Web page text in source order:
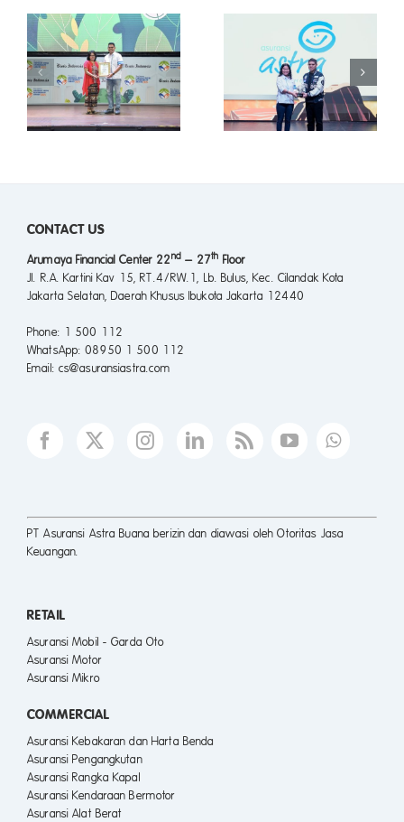
Berkat
Konsistensi dan
Inovasi yang
Melampaui
Ekspektasi,
Asuransi Astra
Raih Dua
Asuransi Astra
Kembali Raih
Penghargaan
Bisnis Indonesia
Financial Award
2025
CONTACT US
Arumaya Financial Center 22nd– 27th Floor
Jl. R.A. Kartini Kav 15, RT.4/RW.1, Lb. Bulus, Kec. Cilandak Kota
Jakarta Selatan, Daerah Khusus Ibukota Jakarta 12440
Phone: 1 500 112
WhatsApp: 08950 1 500 112
Email: cs@asuransiastra.com
PT Asuransi Astra Buana berizin dan diawasi oleh Otoritas Jasa
Keuangan.
RETAIL
Asuransi Mobil - Garda Oto
Asuransi Motor
Asuransi Mikro
COMMERCIAL
Asuransi Kebakaran dan Harta Benda
Asuransi Pengangkutan
Asuransi Rangka Kapal
Asuransi Kendaraan Bermotor
Asuransi Alat Berat